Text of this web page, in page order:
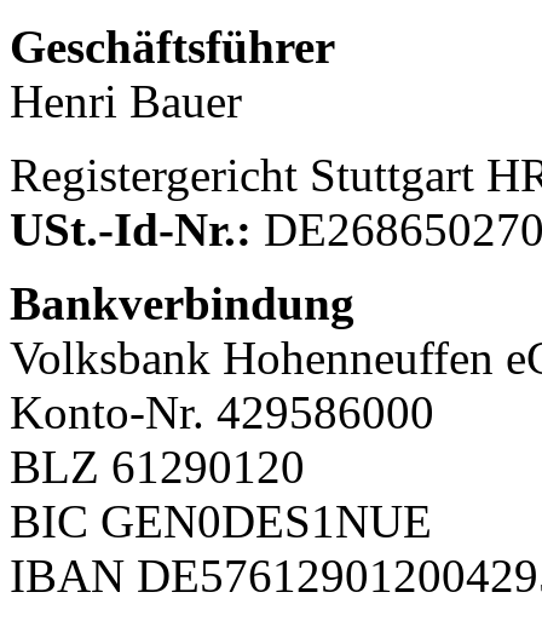
Geschäftsführer
Henri Bauer
Registergericht Stuttgart
USt.-Id-Nr.:
Bankverbindung
Volksbank Hohenneuffen
Konto-Nr. 429586000
BLZ 61290120
BIC GEN0DES1NUE
IBAN